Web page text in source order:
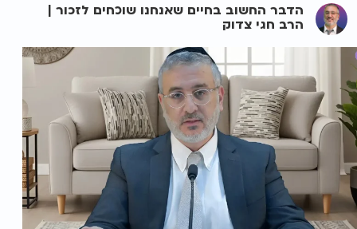
הדבר החשוב בחיים שאנחנו שוכחים לזכור |
הרב חגי צדוק